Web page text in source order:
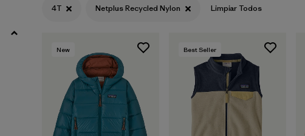
Filtrar por
Materials & Fabric
Product Family
Filtrar por
4T Netplus Recycled Nylon Limpiar Todos
New Best Seller